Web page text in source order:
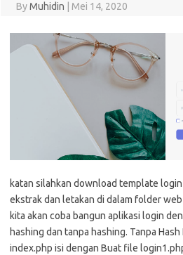
ByMuhidin Mei 14, 2020
katan silahkan download template
ekstrak dan letakan di dalam folder
kita akan coba bangun aplikasi login
hashing dan tanpa hashing. Tanpa
index.php isi dengan Buat file